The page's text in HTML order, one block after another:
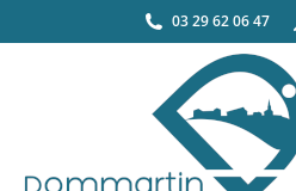
03 29 62 06 47